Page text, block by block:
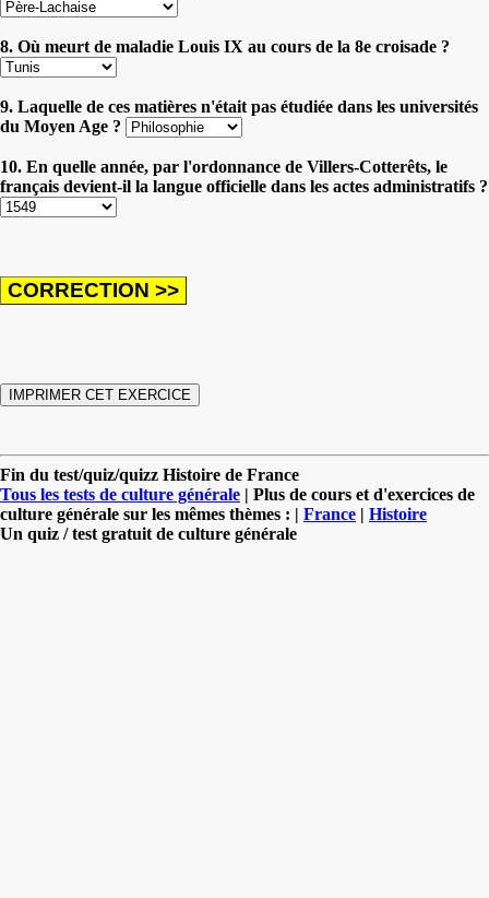
8. Où meurt de maladie Louis IX au cours de la 8e croisade ?
9. Laquelle de ces matières n'était pas étudiée dans les universités
du Moyen Age ?
10. En quelle année, par l'ordonnance de Villers-Cotterêts, le
français devient-il la langue officielle dans les actes administratifs ?
Fin du test/quiz/quizz Histoire de France
Tous les tests de culture générale | Plus de cours et d'exercices de
culture générale sur les mêmes thèmes : | France | Histoire
Un quiz / test gratuit de culture générale